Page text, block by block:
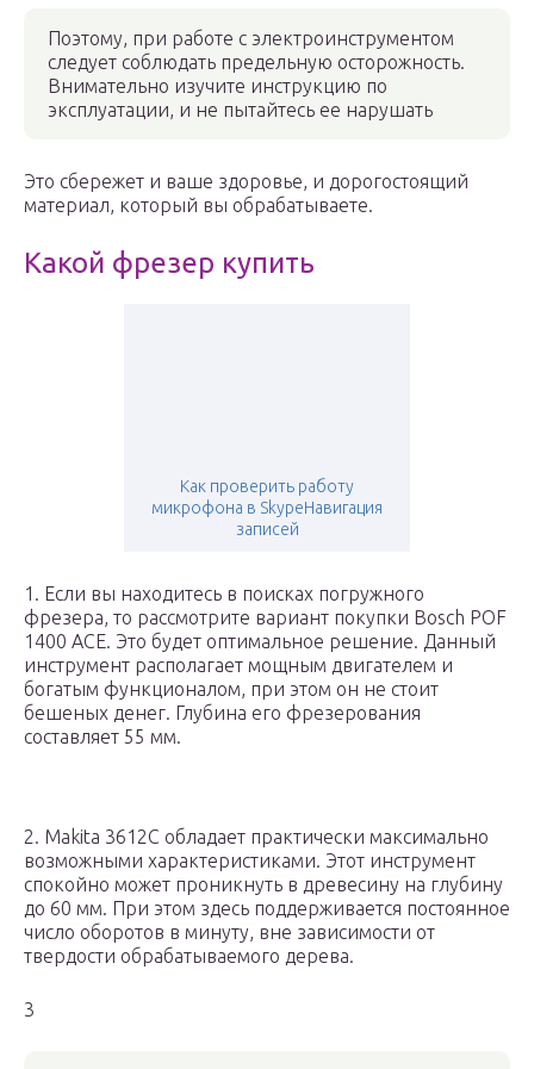
Поэтому, при работе с электроинструментом
следует соблюдать предельную осторожность.
Внимательно изучите инструкцию по
эксплуатации, и не пытайтесь ее нарушать
Это сбережет и ваше здоровье, и дорогостоящий
материал, который вы обрабатываете.
Какой фрезер купить
Как проверить работу
микрофона в SkypeНавигация
записей
1. Если вы находитесь в поисках погружного
фрезера, то рассмотрите вариант покупки Bosch POF
1400 ACE. Это будет оптимальное решение. Данный
инструмент располагает мощным двигателем и
богатым функционалом, при этом он не стоит
бешеных денег. Глубина его фрезерования
составляет 55 мм.
2. Makita 3612C обладает практически максимально
возможными характеристиками. Этот инструмент
спокойно может проникнуть в древесину на глубину
до 60 мм. При этом здесь поддерживается постоянное
число оборотов в минуту, вне зависимости от
твердости обрабатываемого дерева.
3